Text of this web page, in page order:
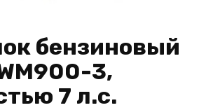
бензиновый
3,
7 л.с.